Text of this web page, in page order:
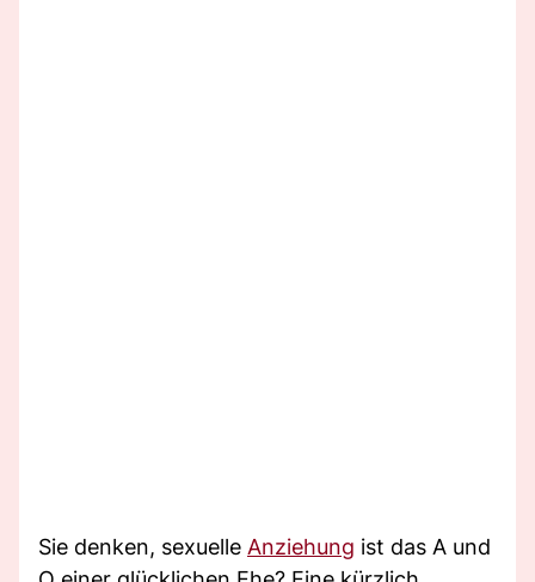
Sie denken, sexuelle Anziehung ist das A und